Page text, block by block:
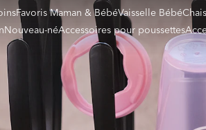
Favoris Maman & BébéVaisselle Bébé
Nouveau-néAccessoires pour poussettes